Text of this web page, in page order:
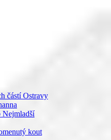
částí Ostravy
Nejmladší
kout